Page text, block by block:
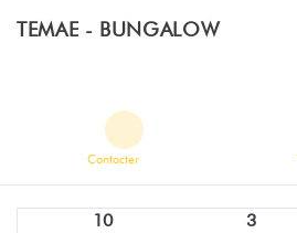
TEMAE - BUNGALOW
Contacter
10 3